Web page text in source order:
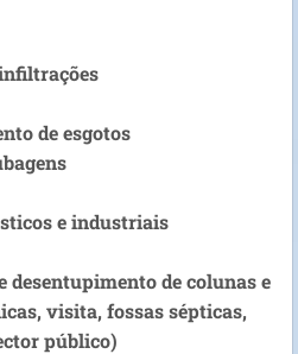
de esgotos
e industriais
desentupimento de colunas e
visita, fossas sépticas,
público)